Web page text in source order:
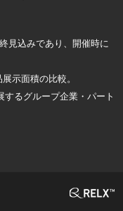
見込みであり、開催時に
示面積の比較。
るグループ企業・パート